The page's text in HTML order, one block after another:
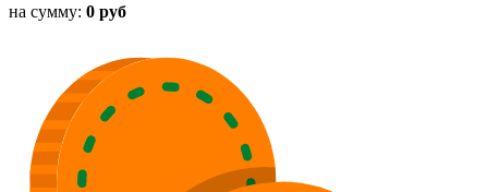
на сумму: 0 руб